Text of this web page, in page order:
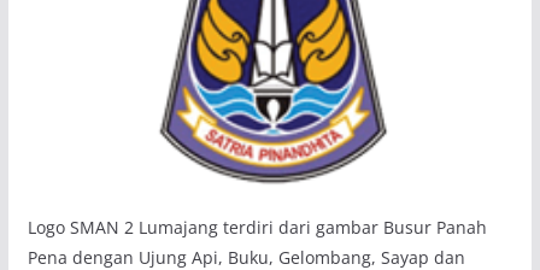
Logo SMAN 2 Lumajang terdiri dari gambar Busur Panah
Pena dengan Ujung Api, Buku, Gelombang, Sayap dan